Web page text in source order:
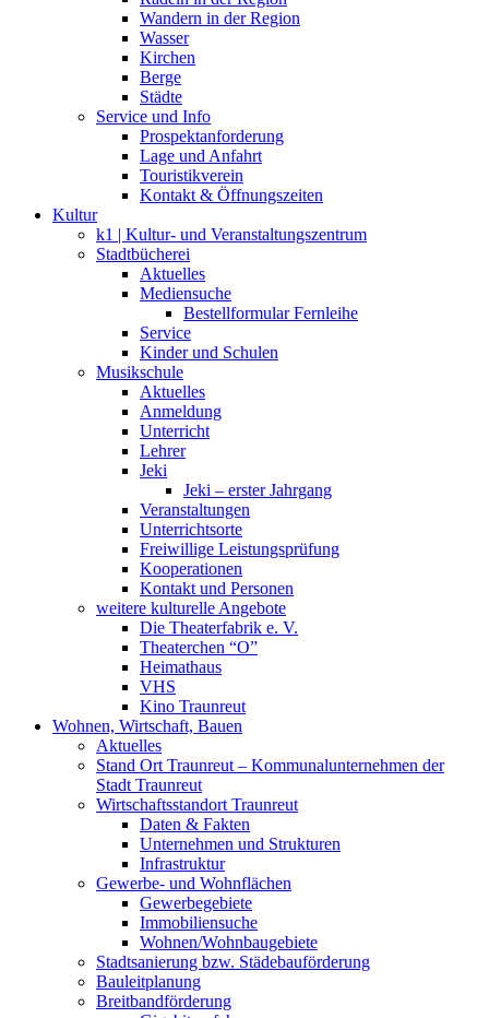
Wandern in der Region
Wasser
Kirchen
Berge
Städte
Service und Info
Prospektanforderung
Lage und Anfahrt
Touristikverein
Kontakt & Öffnungszeiten
Kultur
k1 | Kultur- und Veranstaltungszentrum
Stadtbücherei
Aktuelles
Mediensuche
Bestellformular Fernleihe
Service
Kinder und Schulen
Musikschule
Aktuelles
Anmeldung
Unterricht
Lehrer
Jeki
Jeki – erster Jahrgang
Veranstaltungen
Unterrichtsorte
Freiwillige Leistungsprüfung
Kooperationen
Kontakt und Personen
weitere kulturelle Angebote
Die Theaterfabrik e. V.
Theaterchen “O”
Heimathaus
VHS
Kino Traunreut
Wohnen, Wirtschaft, Bauen
Aktuelles
Stand Ort Traunreut – Kommunalunternehmen der
Stadt Traunreut
Wirtschaftsstandort Traunreut
Daten & Fakten
Unternehmen und Strukturen
Infrastruktur
Gewerbe- und Wohnflächen
Gewerbegebiete
Immobiliensuche
Wohnen/Wohnbaugebiete
Stadtsanierung bzw. Städebauförderung
Bauleitplanung
Breitbandförderung